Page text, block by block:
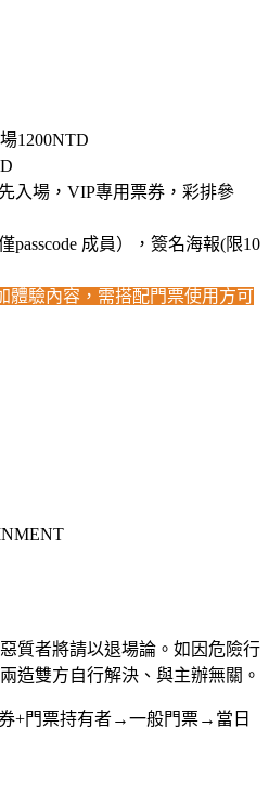
1200NTD
，VIP專用票券，彩排參
成員），簽名海報(限10
體驗內容，需搭配門票使用方可
質者將請以退場論。如因危險行
造雙方自行解決、與主辦無關。
+門票持有者→一般門票→當日